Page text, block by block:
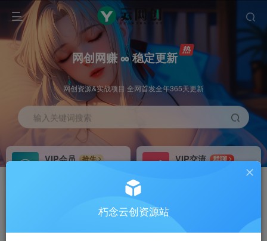
网创网赚 ∞ 稳定更新
网创资源&实战项目 全网首发全年365天更新
输入关键词搜索
VIP会员
抢先
VIP交流
群聊
研究探讨更多创业项目路子。
会员专属推广链接朽念云创资源站